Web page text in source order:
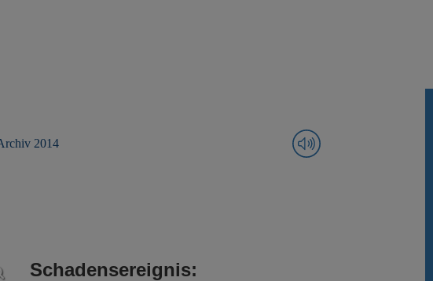
2014
Schadensereignis: